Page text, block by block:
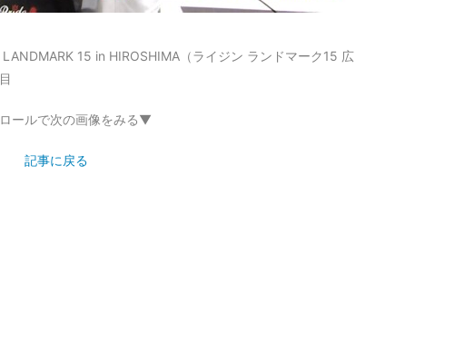
15 in HIROSHIMA（ライジン ランドマーク15 広
ールで次の画像をみる▼
記事に戻る